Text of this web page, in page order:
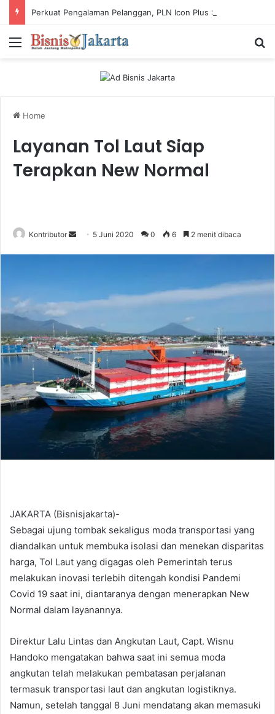
Menu
Home
Layanan Tol Laut Siap
Terapkan New Normal
Kontributor
m
a
i
l
5 Juni 2020 0 6 2 menit dibaca
JAKARTA (Bisnisjakarta)-
Sebagai ujung tombak sekaligus moda transportasi yang
diandalkan untuk membuka isolasi dan menekan disparitas
harga, Tol Laut yang digagas oleh Pemerintah terus
melakukan inovasi terlebih ditengah kondisi Pandemi
Covid 19 saat ini, diantaranya dengan menerapkan New
Normal dalam layanannya.
Direktur Lalu Lintas dan Angkutan Laut, Capt. Wisnu
Handoko mengatakan bahwa saat ini semua moda
angkutan telah melakukan pembatasan perjalanan
termasuk transportasi laut dan angkutan logistiknya.
Namun, setelah tanggal 8 Juni mendatang akan memasuki